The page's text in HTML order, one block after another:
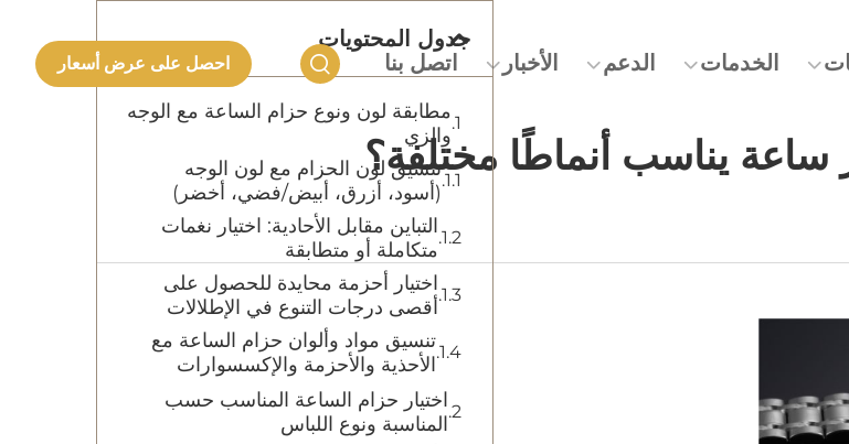
الخدمات الدعم الأخبار اتصل بنا احصل على عرض أسعار
ساعة يناسب أنماطًا مختلفة؟
جدول المحتويات
مطابقة لون ونوع حزام الساعة مع الوجه
والزي
تنسيق لون الحزام مع لون الوجه
(أسود، أزرق، أبيض/فضي، أخضر)
التباين مقابل الأحادية: اختيار نغمات
متكاملة أو متطابقة
اختيار أحزمة محايدة للحصول على
أقصى درجات التنوع في الإطلالات
تنسيق مواد وألوان حزام الساعة مع
الأحذية والأحزمة والإكسسوارات
اختيار حزام الساعة المناسب حسب
المناسبة ونوع اللباس